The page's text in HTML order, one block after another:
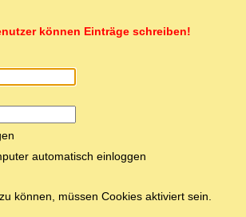
können Einträge schreiben!
automatisch einloggen
können, müssen Cookies aktiviert sein.